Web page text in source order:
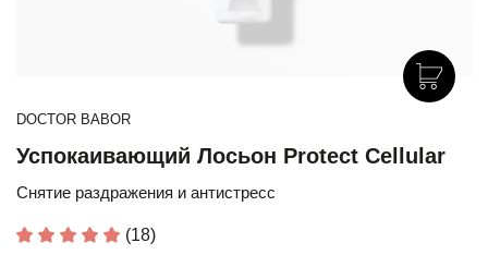
DOCTOR BABOR
Успокаивающий Лосьон Protect Cellular
Снятие раздражения и антистресс
(18)